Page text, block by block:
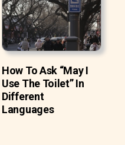
How To Ask “May I
Use The Toilet” In
Different
Languages